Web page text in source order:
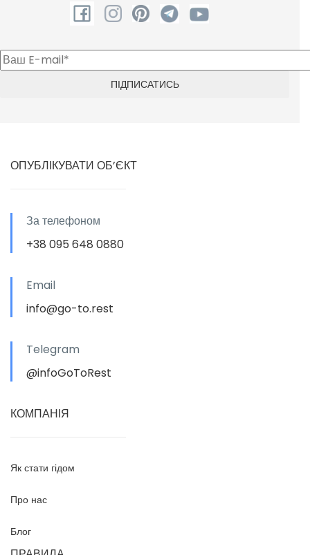
ОПУБЛІКУВАТИ ОБ’ЄКТ
За телефоном
+38 095 648 0880
Email
info@go-to.rest
Telegram
@infoGoToRest
КОМПАНІЯ
Як стати гідом
Про нас
Блог